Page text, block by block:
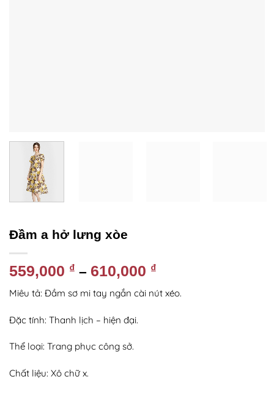
Đầm a hở lưng xòe
559,000 ₫ – 610,000 ₫
Miêu tả: Đầm sơ mi tay ngắn cài nút xéo.
Đặc tính: Thanh lịch – hiện đại.
Thể loại: Trang phục công sở.
Chất liệu: Xô chữ x.